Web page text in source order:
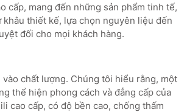
cấp, mang đến những sản phẩm tinh tế,
thiết kế, lựa chọn nguyên liệu đến
đối cho mọi khách hàng.
chất lượng. Chúng tôi hiểu rằng, một
thể hiện phong cách và đẳng cấp của
cao cấp, có độ bền cao, chống thấm